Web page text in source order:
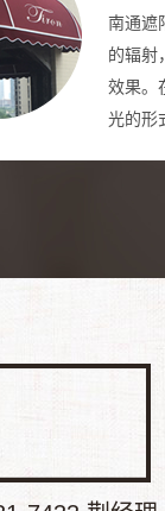
南通遮
的辐射
效果。
光的形